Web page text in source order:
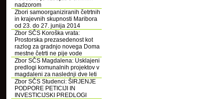
nadzorom
Zbori samoorganiziranih četrtnih
in krajevnih skupnosti Maribora
od 23. do 27. junija 2014
Zbor SČS Koroška vrata:
Prostorska prezasedenost kot
razlog za gradnjo novega Doma
mestne četrti ne pije vode
Zbor SČS Magdalena: Usklajeni
predlogi komunalnih projektov v
magdaleni za naslednji dve leti
Zbor SČS Studenci: ŠIRJENJE
PODPORE PETICIJI IN
INVESTICIJSKI PREDLOGI